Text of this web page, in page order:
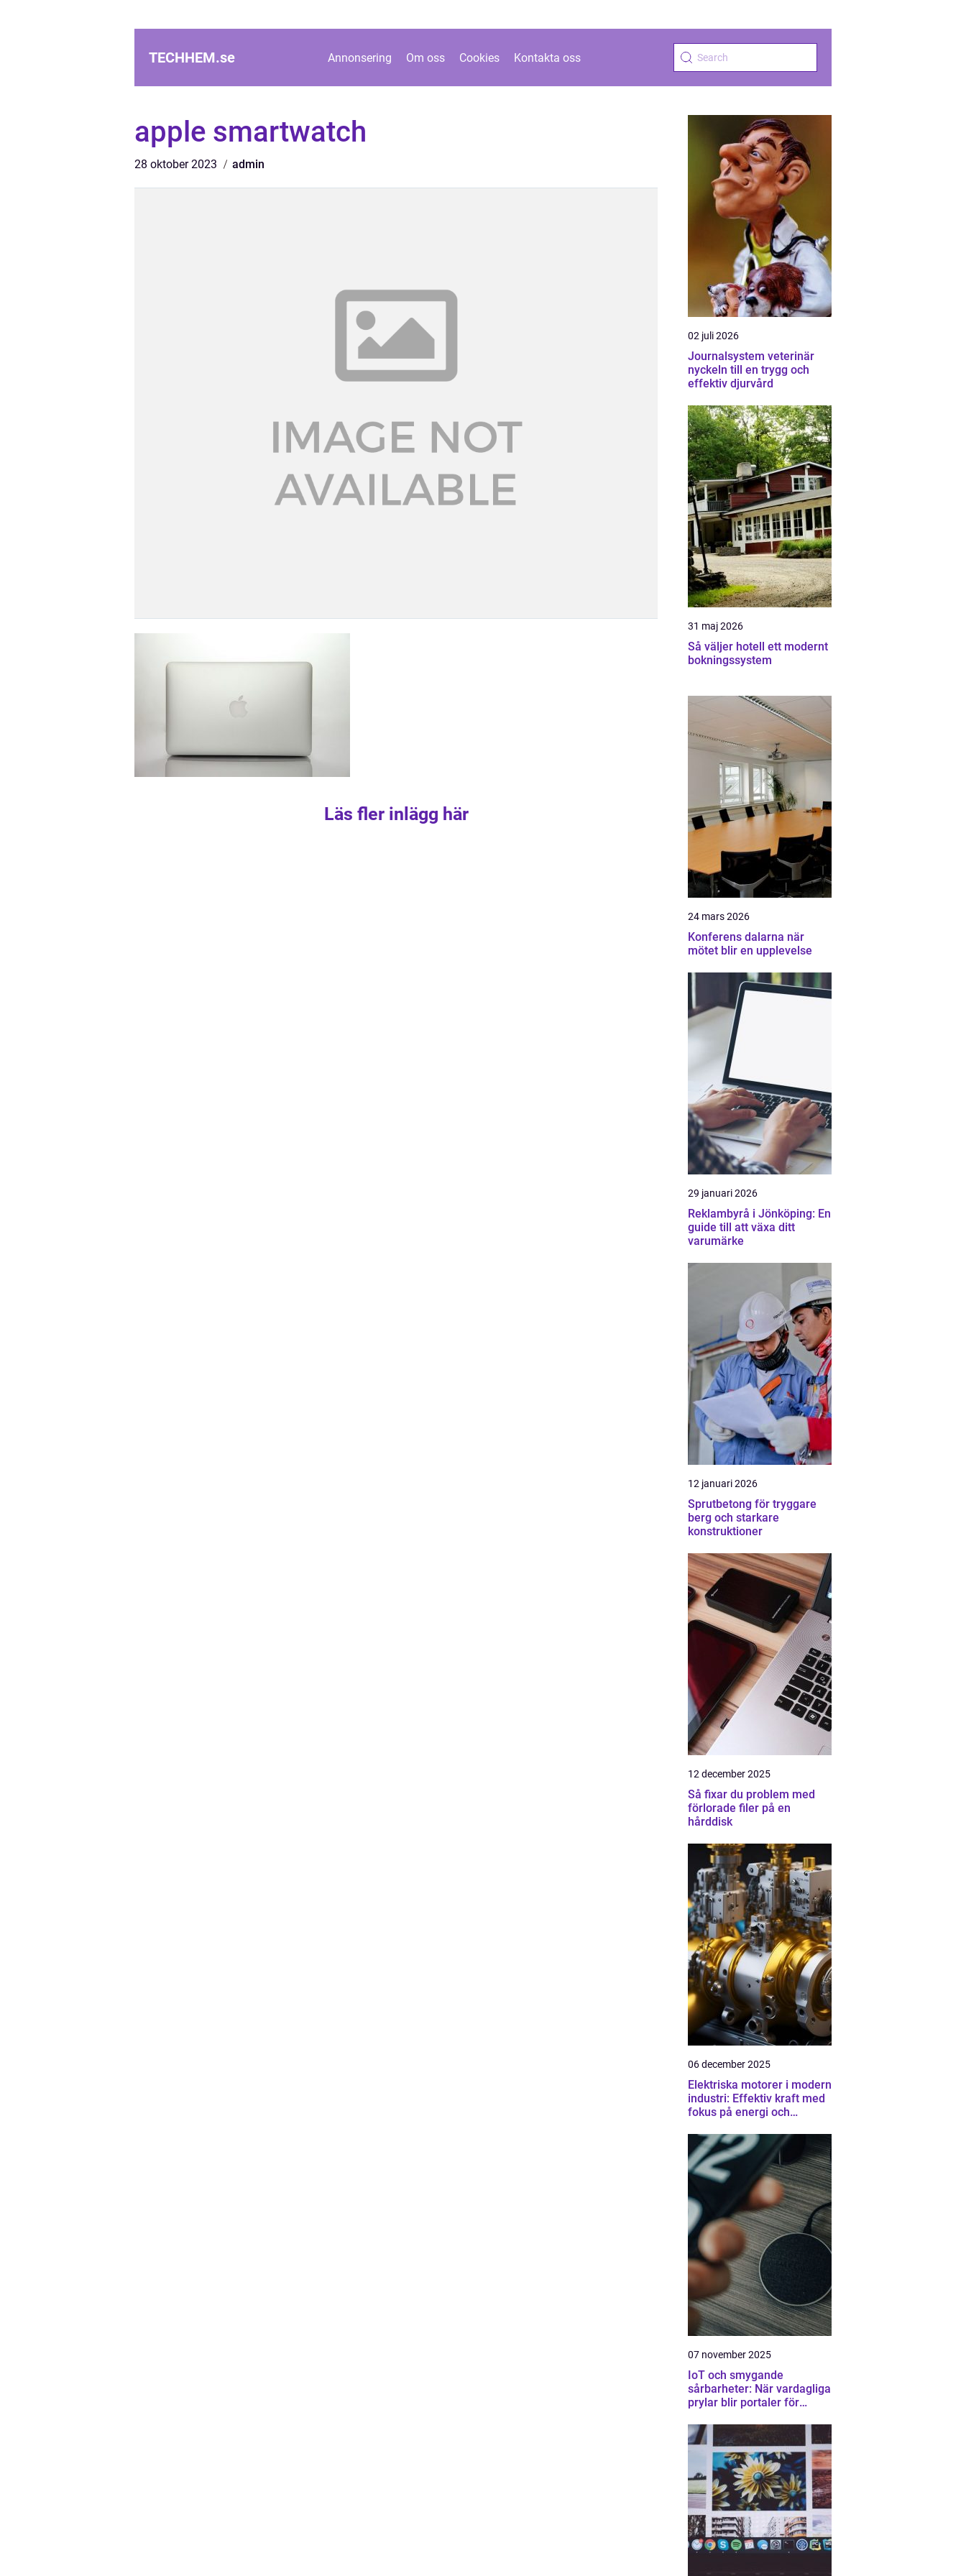
TECHHEM.se Annonsering Om oss Cookies Kontakta oss
apple smartwatch
28 oktober 2023 admin
Läs fler inlägg här
02 juli 2026
Journalsystem veterinär
nyckeln till en trygg och
effektiv djurvård
31 maj 2026
Så väljer hotell ett modernt
bokningssystem
24 mars 2026
Konferens dalarna när
mötet blir en upplevelse
29 januari 2026
Reklambyrå i Jönköping: En
guide till att växa ditt
varumärke
12 januari 2026
Sprutbetong för tryggare
berg och starkare
konstruktioner
12 december 2025
Så fixar du problem med
förlorade filer på en
hårddisk
06 december 2025
Elektriska motorer i modern
industri: Effektiv kraft med
fokus på energi och
07 november 2025
IoT och smygande
sårbarheter: När vardagliga
prylar blir portaler för